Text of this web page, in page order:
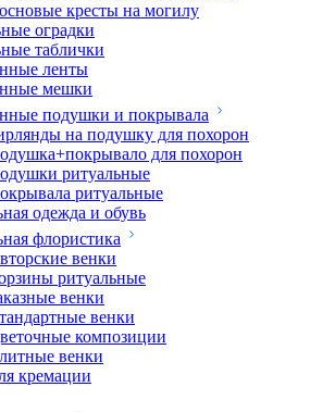
кресты на могилу
оградки
таблички
ленты
мешки
подушки и покрывала
на подушку для похорон
для похорон
ритуальные
ритуальные
одежда и обувь
флористика
венки
ритуальные
венки
венки
композиции
венки
кремации